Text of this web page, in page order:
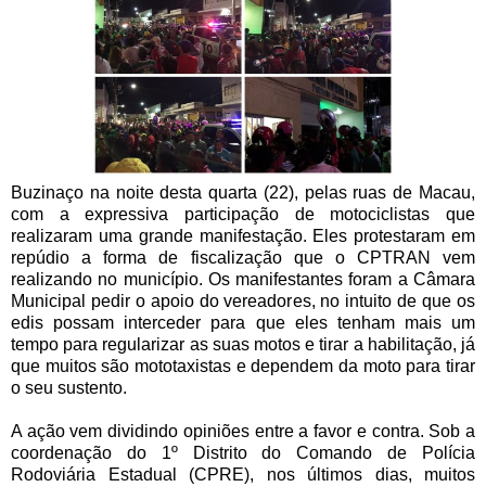
Buzinaço na noite desta quarta (22), pelas ruas de Macau,
com a expressiva participação de motociclistas que
realizaram uma grande manifestação. Eles protestaram em
repúdio a forma de fiscalização que o CPTRAN vem
realizando no município. Os manifestantes foram a Câmara
Municipal pedir o apoio do vereadores, no intuito de que os
edis possam interceder para que eles tenham mais um
tempo para regularizar as suas motos e tirar a habilitação, já
que muitos são mototaxistas e dependem da moto para tirar
o seu sustento.
A ação vem dividindo opiniões entre a favor e contra. Sob a
coordenação do 1º Distrito do Comando de Polícia
Rodoviária Estadual (CPRE), nos últimos dias, muitos